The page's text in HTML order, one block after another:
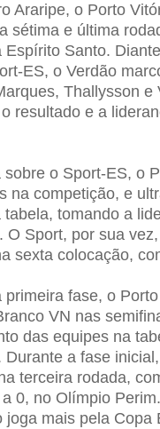
Araripe, o Porto
sétima e última
Espírito Santo.
ES, o Verdão
Thallysson e
resultado e a
sobre o Sport-ES, o
na competição, e
tabela, tomando a
O Sport, por sua
sexta colocação,
primeira fase, o
VN nas
das equipes na
Durante a fase
terceira rodada,
0, no Olímpio
joga mais pela Copa